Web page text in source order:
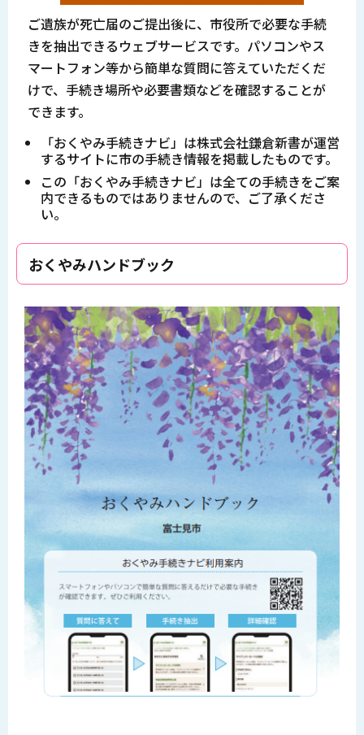
ご遺族が死亡届のご提出後に、市役所で必要な手続
きを抽出できるウェブサービスです。パソコンやス
マートフォン等から簡単な質問に答えていただくだ
けで、手続き場所や必要書類などを確認することが
できます。
「おくやみ手続きナビ」は株式会社鎌倉新書が運営
するサイトに市の手続き情報を掲載したものです。
この「おくやみ手続きナビ」は全ての手続きをご案
内できるものではありませんので、ご了承くださ
い。
おくやみハンドブック